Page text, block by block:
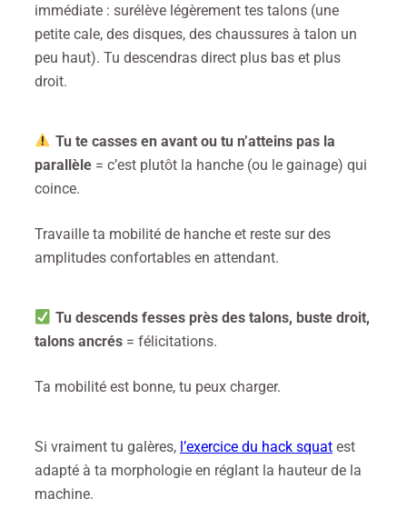
immédiate : surélève légèrement tes talons (une
petite cale, des disques, des chaussures à talon un
peu haut). Tu descendras direct plus bas et plus
droit.
Tu te casses en avant ou tu n’atteins pas la
parallèle = c’est plutôt la hanche (ou le gainage) qui
coince.
Travaille ta mobilité de hanche et reste sur des
amplitudes confortables en attendant.
Tu descends fesses près des talons, buste droit,
talons ancrés = félicitations.
Ta mobilité est bonne, tu peux charger.
Si vraiment tu galères, l’exercice du hack squat est
adapté à ta morphologie en réglant la hauteur de la
machine.